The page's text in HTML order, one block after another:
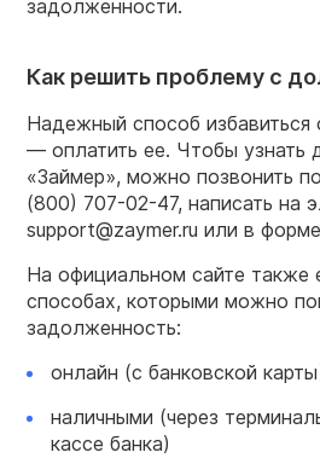
задолженности.
Как решить проблему с
Надежный способ
— оплатить ее. Чтобы
«Займер», можно позвонить
(800) 707-02-47, написать на
support@zaymer.ru или в
На официальном сайте также
способах, которыми можно
задолженность:
онлайн (с банковской
наличными (через
кассе банка)